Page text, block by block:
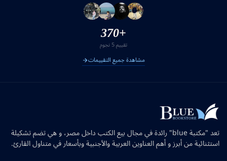
+370
تقييم 5 نجوم
مشاهدة جميع التقييمات
تعد "مكتبة blue" رائدة في مجال بيع الكتب داخل مصر، و هي تضم تشكيلة
استثنائية من أبرز و أهم العناوين العربية والأجنبية وبأسعار في متناول القارئ.